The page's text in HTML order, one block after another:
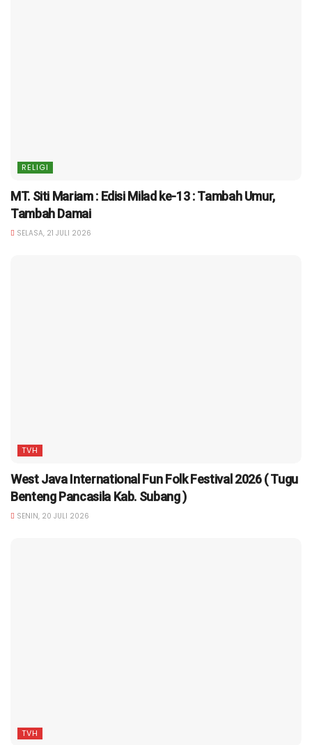
RELIGI
MT. Siti Mariam : Edisi Milad ke-13 : Tambah Umur,
Tambah Damai
SELASA, 21 JULI 2026
TVH
West Java International Fun Folk Festival 2026 ( Tugu
Benteng Pancasila Kab. Subang )
SENIN, 20 JULI 2026
TVH